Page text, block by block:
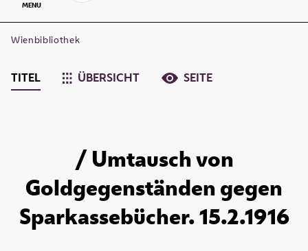
MENU
Wienbibliothek
TITEL ÜBERSICHT SEITE
/ Umtausch von
Goldgegenständen gegen
Sparkassebücher. 15.2.1916